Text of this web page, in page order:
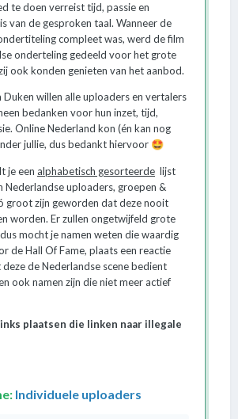
te doen verreist tijd, passie en
van de gesproken taal. Wanneer de
compleet was, werd de film
onderteling gedeeld voor het grote
ook konden genieten van het aanbod.
Duken willen alle uploaders en vertalers
bedanken voor hun inzet, tijd,
Online Nederland kon (én kan nog
jullie, dus bedankt hiervoor 🤩
je een alphabetisch gesorteerde lijst
Nederlandse uploaders, groepen &
groot zijn geworden dat deze nooit
worden. Er zullen ongetwijfeld grote
mocht je namen weten die waardig
de Hall Of Fame, plaats een reactie
de Nederlandse scene bedient
ook namen zijn die niet meer actief
plaatsen die linken naar illegale
Individuele uploaders